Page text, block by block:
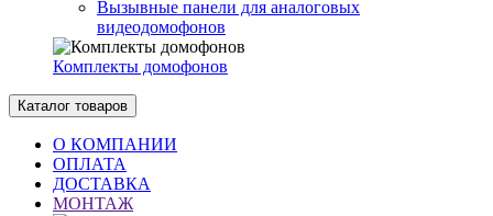
Вызывные панели для аналоговых
видеодомофонов
Комплекты домофонов
Каталог товаров
О КОМПАНИИ
ОПЛАТА
ДОСТАВКА
МОНТАЖ